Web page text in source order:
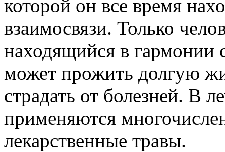
которой он все время
взаимосвязи. Только
находящийся в гармонии
может прожить долгую
страдать от болезней. В
применяются
лекарственные травы.